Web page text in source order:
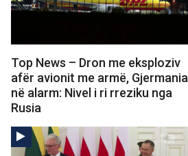
Top News – Dron me eksploziv
afër avionit me armë, Gjermania
në alarm: Nivel i ri rreziku nga
Rusia